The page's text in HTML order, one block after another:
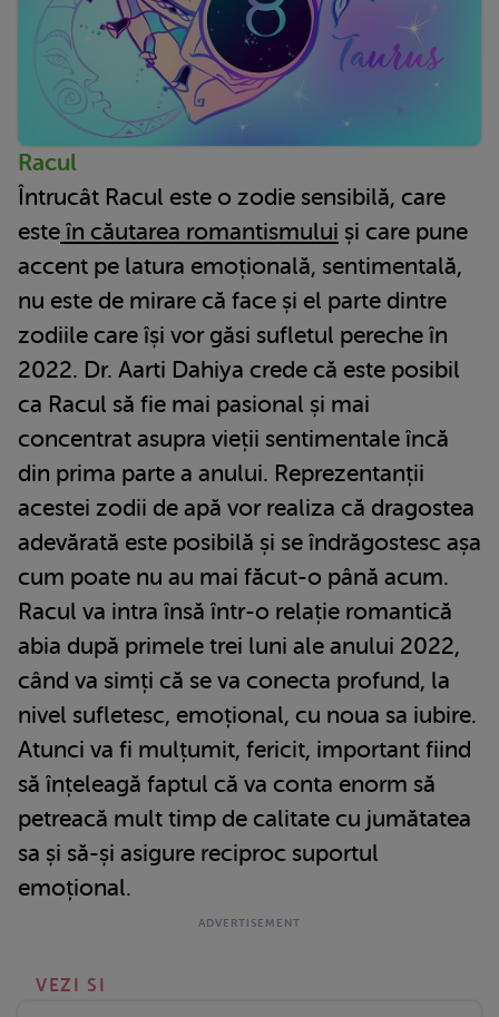
Racul
Întrucât Racul este o zodie sensibilă, care
este în căutarea romantismului și care pune
accent pe latura emoțională, sentimentală,
nu este de mirare că face și el parte dintre
zodiile care își vor găsi sufletul pereche în
2022. Dr. Aarti Dahiya crede că este posibil
ca Racul să fie mai pasional și mai
concentrat asupra vieții sentimentale încă
din prima parte a anului. Reprezentanții
acestei zodii de apă vor realiza că dragostea
adevărată este posibilă și se îndrăgostesc așa
cum poate nu au mai făcut-o până acum.
Racul va intra însă într-o relație romantică
abia după primele trei luni ale anului 2022,
când va simți că se va conecta profund, la
nivel sufletesc, emoțional, cu noua sa iubire.
Atunci va fi mulțumit, fericit, important fiind
să înțeleagă faptul că va conta enorm să
petreacă mult timp de calitate cu jumătatea
sa și să-și asigure reciproc suportul
emoțional.
VEZI SI